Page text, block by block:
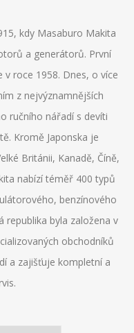
kdy Masaburo Makita
a generátorů. První
roce 1958. Dnes, o více
z nejvýznamnějších
ručního nářadí s devíti
Kromě Japonska je
Británii, Kanadě, Číně,
nabízí téměř 400 typů
benzínového
republika byla založena v
obchodníků
a zajišťuje kompletní a